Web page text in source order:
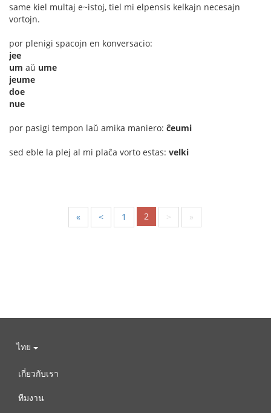
same kiel multaj e~istoj, tiel mi elpensis kelkajn necesajn
vortojn.
por plenigi spacojn en konversacio:
jee
um aŭ ume
jeume
doe
nue
por pasigi tempon laŭ amika maniero: ĉeumi
sed eble la plej al mi plaĉa vorto estas: velki
« < 1 2 > »
ไทย
เกี่ยวกับเรา
ทีมงาน